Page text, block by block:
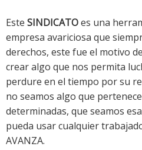
Este SINDICATOes una
empresa avariciosa que
derechos, este fue el motivo
crear algo que nos permita
perdure en el tiempo por su
no seamos algo que
determinadas, que seamos
pueda usar cualquier
AVANZA.